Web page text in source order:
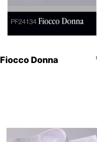
Fiocco Donna